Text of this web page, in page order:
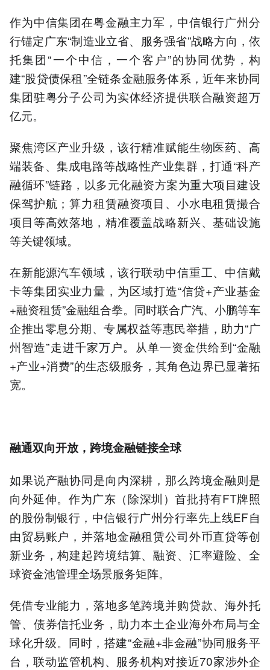
作为中信集团在粤金融主力军，中信银行广州分
行锚定广东“制造业立省、服务强省”战略方向，依
托集团“一个中信，一个客户”的协同优势，构
建“股贷债保租”全链条金融服务体系，近年来协同
集团驻粤分子公司为实体经济提供联合融资超万
亿元。
聚焦湾区产业升级，该行精准赋能生物医药、高
端装备、集成电路等战略性产业集群，打通“科产
融循环”链路，以多元化融资方案为重大项目建设
保驾护航；算力租赁融资项目、小水电租赁撮合
项目等高效落地，精准覆盖战略新兴、基础设施
等关键领域。
在新能源汽车领域，该行联动中信重工、中信戴
卡等集团实业力量，为区域打造“信贷+产业基金
+融资租赁”金融组合拳。同时联合广汽、小鹏等车
企推出零息分期、专属权益等惠民举措，助力“广
州智造”走进千家万户。从单一资金供给到“金融
+产业+消费”的生态级服务，其角色边界已显著拓
宽。
融通双向开放，跨境金融链接全球
如果说产融协同是向内深耕，那么跨境金融则是
向外延伸。作为广东（除深圳）首批持有FT牌照
的股份制银行，中信银行广州分行率先上线EF自
由贸易账户，并落地金融租赁公司外币直贷等创
新业务，构建起跨境结算、融资、汇率避险、全
球资金池管理全场景服务矩阵。
凭借专业能力，落地多笔跨境并购贷款、海外托
管、债券信托业务，助力本土企业海外布局与全
球化升级。同时，搭建“金融+非金融”协同服务平
台，联动监管机构、服务机构对接近70家涉外企